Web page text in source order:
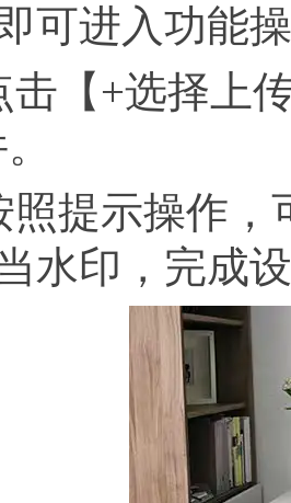
可进入功能
+选择上传
示操作，
水印，完成